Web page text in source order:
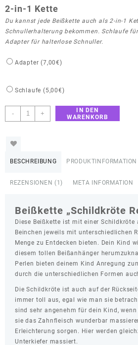
2-in-1 Kette
Du kannst jede Beißkette auch als 2-in-1
Schnullerhalterung bekommen. Schlaufe
Adapter für halterlose Schnuller.
Adapter (7,00€ )
Schlaufe (5,00€ )
-
Beißkette
"Schildkröte
Menge
+
IN DEN
WARENKORB
BESCHREIBUNG PRODUKTINFORMATION
REZENSIONEN (1) META INFORMATION
Beißkette „Schildkröte
Diese Beißkette ist mit einer Schildkröte
Beinchen jeweils mit unterschiedlichen
Menge zu Entdecken bieten. Dein Kind
diesem tollen Beißanhänger
Perlen bieten deinem Kind Anregung
durch die unterschiedlichen Formen
Die Schildkröte ist auch auf der
immer toll aus, egal wie man sie
sind sehr angenehm für dein Kind,
sie das Zahnfleisch wunderbar
Erleichterung sorgen. Hier werden
Unterkiefer massiert.